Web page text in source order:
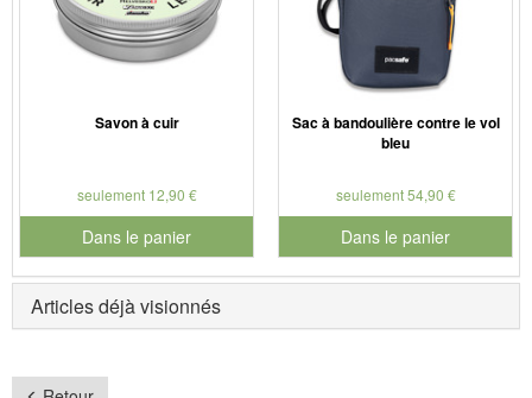
Savon à cuir
seulement 12,90 €
Dans le panier
pour le numéro de produit 901127
Sac à bandoulière contre le vol
bleu
seulement 54,90 €
Dans le panier
pour le numéro de produit
Articles déjà visionnés